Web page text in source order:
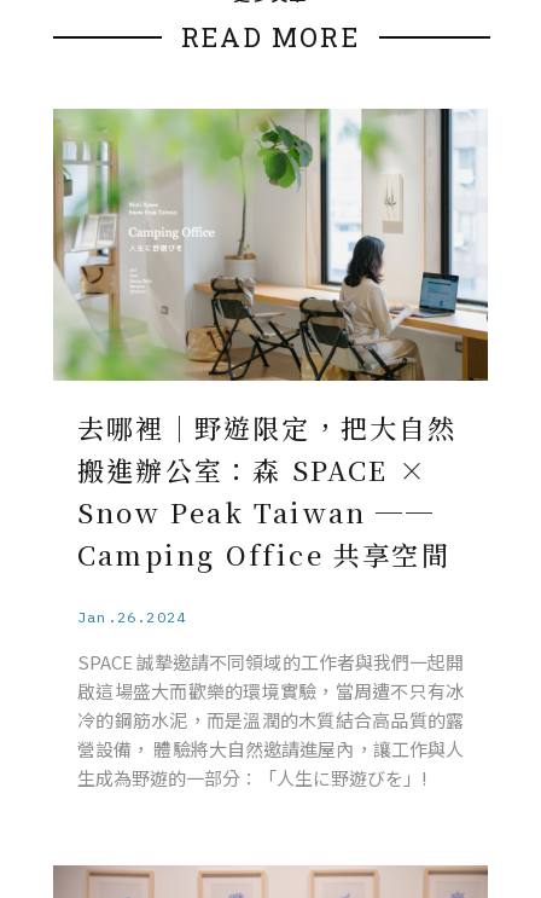
READ MORE
去哪裡｜野遊限定，把大自然
搬進辦公室：森 SPACE ×
Snow Peak Taiwan ──
Camping Office 共享空間
Jan.26.2024
SPACE 誠摯邀請不同領域的工作者與我們一起開
啟這場盛大而歡樂的環境實驗，當周遭不只有冰
冷的鋼筋水泥，而是溫潤的木質結合高品質的露
營設備， 體驗將大自然邀請進屋內，讓工作與人
生成為野遊的一部分：「人生に野遊びを」!